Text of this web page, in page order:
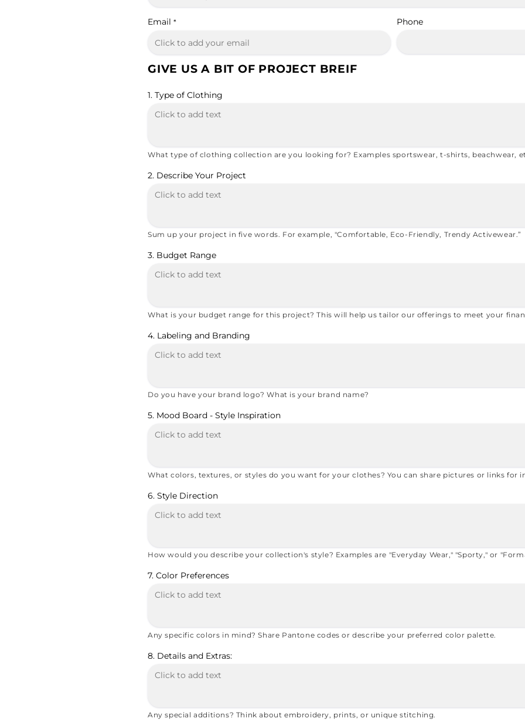
Email * Phone
GIVE US A BIT OF PROJECT BREIF
1. Type of Clothing
What type of clothing collection are you looking for? Examples sportswear, t-shirts, beachwear,
2. Describe Your Project
Sum up your project in five words. For example, "Comfortable, Eco-Friendly, Trendy Activewear.”
3. Budget Range
What is your budget range for this project? This will help us tailor our offerings to meet your
4. Labeling and Branding
Do you have your brand logo? What is your brand name?
5. Mood Board - Style Inspiration
What colors, textures, or styles do you want for your clothes? You can share pictures or links for
6. Style Direction
How would you describe your collection's style? Examples are "Everyday Wear," "Sporty," or
7. Color Preferences
Any specific colors in mind? Share Pantone codes or describe your preferred color palette.
8. Details and Extras:
Any special additions? Think about embroidery, prints, or unique stitching.